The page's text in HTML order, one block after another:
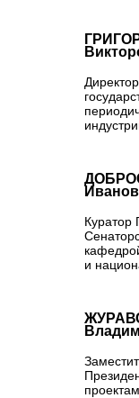
Куратор
и
проектам